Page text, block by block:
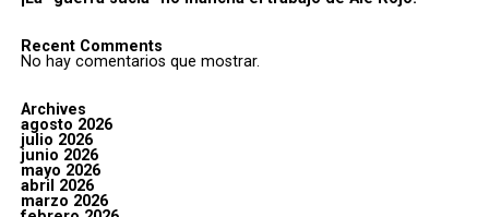
Recent Comments
No hay comentarios que mostrar.
Archives
agosto 2026
julio 2026
junio 2026
mayo 2026
abril 2026
marzo 2026